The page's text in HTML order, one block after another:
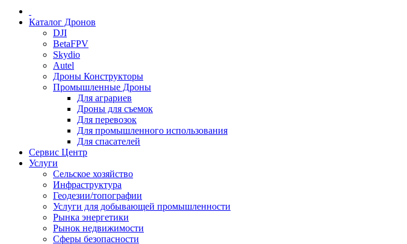
Каталог Дронов
DJI
BetaFPV
Skydio
Autel
Дроны Конструкторы
Промышленные Дроны
Для аграриев
Дроны для съемок
Для перевозок
Для промышленного использования
Для спасателей
Сервис Центр
Услуги
Сельское хозяйство
Инфраструктура
Геодезии/топографии
Услуги для добывающей промышленности
Рынка энергетики
Рынок недвижимости
Сферы безопасности